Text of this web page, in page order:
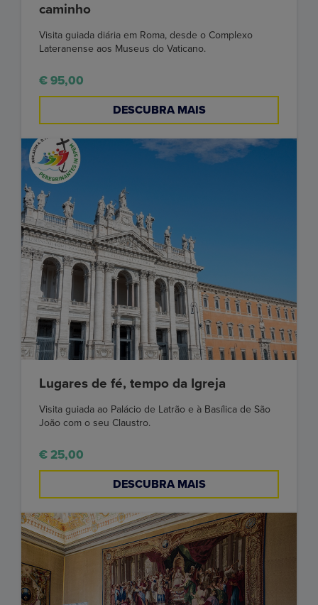
caminho
Visita guiada diária em Roma, desde o Complexo
Lateranense aos Museus do Vaticano.
€ 95,00
DESCUBRA MAIS
Lugares de fé, tempo da Igreja
Visita guiada ao Palácio de Latrão e à Basílica de São
João com o seu Claustro.
€ 25,00
DESCUBRA MAIS